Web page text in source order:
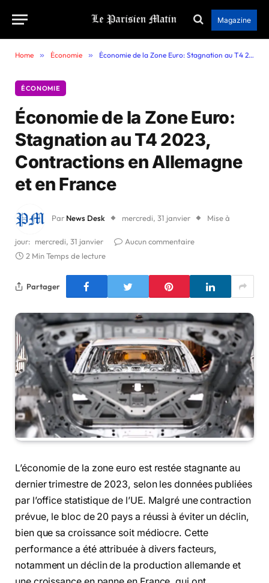
Magazine
Home » Économie » Économie de la Zone Euro: Stagnation au T4 2023, Contractions en Allemagne et en France
ÉCONOMIE
Économie de la Zone Euro:
Stagnation au T4 2023,
Contractions en Allemagne
et en France
Par News Desk mercredi, 31 janvier Mise à
jour: mercredi, 31 janvier
Aucun commentaire
2 Min Temps de lecture
Partager
L’économie de la zone euro est restée stagnante au
dernier trimestre de 2023, selon les données publiées
par l’office statistique de l’UE. Malgré une contraction
prévue, le bloc de 20 pays a réussi à éviter un déclin,
bien que sa croissance soit médiocre. Cette
performance a été attribuée à divers facteurs,
notamment un déclin de la production allemande et